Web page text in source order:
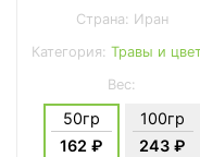
Страна: Иран
Категория: Травы и
Вес:
50гр
162 ₽
100гр
243 ₽